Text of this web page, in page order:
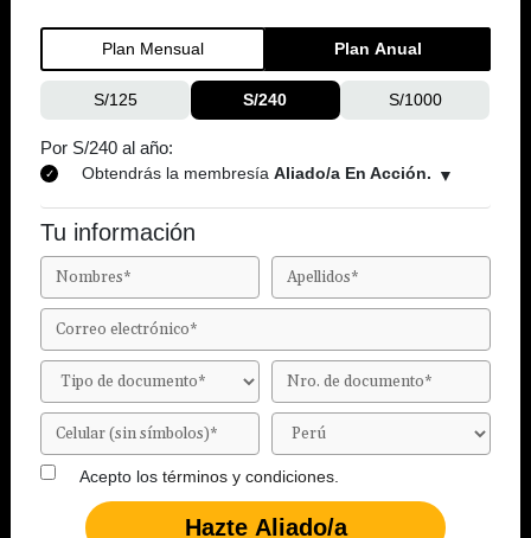
Plan Mensual Plan Anual
S/125 S/240 S/1000
Por S/240 al año:
Obtendrás la membresía Aliado/a En Acción.
Tu información
Acepto los términos y condiciones.